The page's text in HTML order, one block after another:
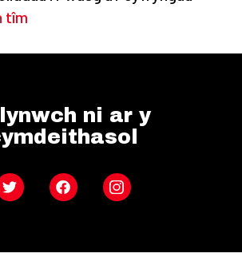
tîm
ni ar y
Twitter FacebookInstagram